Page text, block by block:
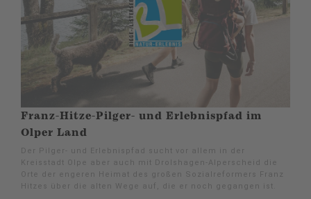
Franz-Hitze-Pilger- und Erlebnispfad im
Olper Land
Der Pilger- und Erlebnispfad sucht vor allem in der
Kreisstadt Olpe aber auch mit Drolshagen-Alperscheid die
Orte der engeren Heimat des großen Sozialreformers Franz
Hitzes über die alten Wege auf, die er noch gegangen ist.